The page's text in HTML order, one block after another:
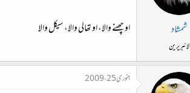
شمشاد
لائبریرین
او چھنے والا، او تھالی والا، سیکل والا
جنوری 25، 2009